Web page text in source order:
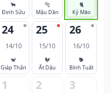
🐂
Đinh Sửu
🐅
Mậu Dần
🐈
Kỷ Mão
24
14/10
🐒
Giáp Thân
25
15/10
🐓
Ất Dậu
26
16/10
🐕
Bính Tuất
1 2 3